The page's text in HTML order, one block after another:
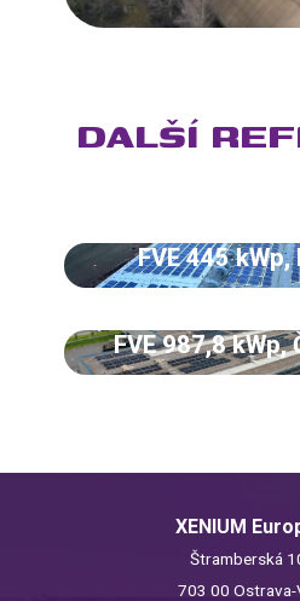
DALŠÍ
FVE 445
FVE 987,8 kWp,
XENIUM
Štramberská
703 00